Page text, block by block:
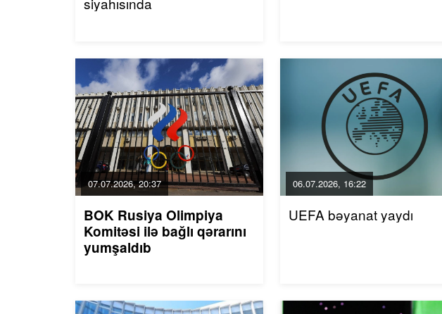
07.07.2026, 20:37
BOK Rusiya Olimpiya
Komitəsi ilə bağlı qərarını
yumşaldıb
06.07.2026, 16:22
UEFA bəyanat yaydı